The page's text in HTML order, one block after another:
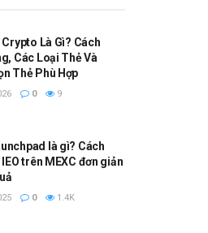
Là Gì? Cách
Các Loại Thẻ Và
Thẻ Phù Hợp
0 9
là gì? Cách
trên MEXC đơn giản
0 1.4K